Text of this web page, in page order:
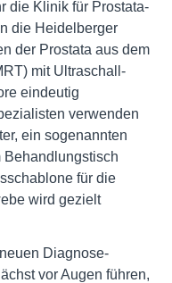
die Klinik für Prostata-
die Heidelberger
der Prostata aus dem
mit Ultraschall-
eindeutig
verwenden
ein sogenannten
Behandlungstisch
für die
wird gezielt
Diagnose-
vor Augen führen,